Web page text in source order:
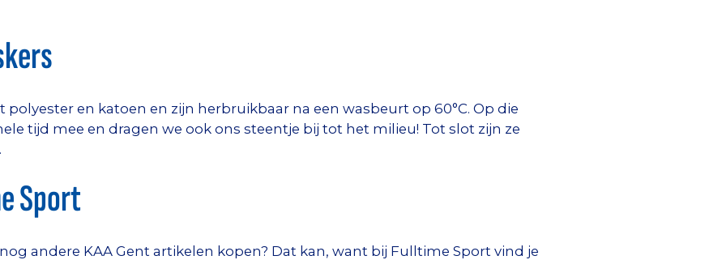
polyester en katoen en zijn herbruikbaar na een wasbeurt op 60°C. Op die
tijd mee en dragen we ook ons steentje bij tot het milieu! Tot slot zijn ze
Sport
andere KAA Gent artikelen kopen? Dat kan, want bij Fulltime Sport vind je